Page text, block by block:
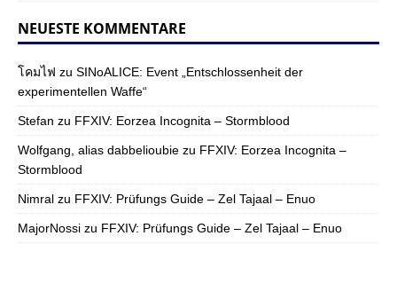
NEUESTE KOMMENTARE
โคมไฟ zu SINoALICE: Event „Entschlossenheit der
experimentellen Waffe“
Stefan zu FFXIV: Eorzea Incognita – Stormblood
Wolfgang, alias dabbelioubie zu FFXIV: Eorzea Incognita –
Stormblood
Nimral zu FFXIV: Prüfungs Guide – Zel Tajaal – Enuo
MajorNossi zu FFXIV: Prüfungs Guide – Zel Tajaal – Enuo